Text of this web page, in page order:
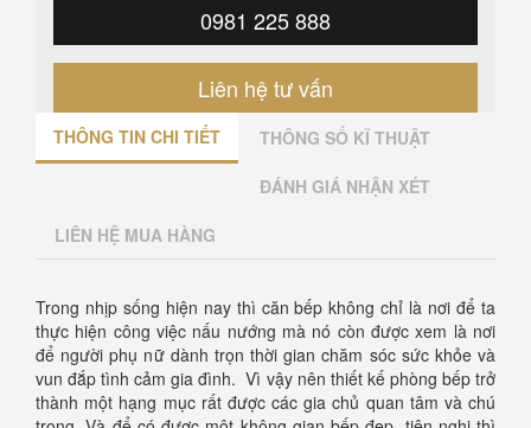
0981 225 888
Liên hệ tư vấn
THÔNG TIN CHI TIẾT THÔNG SỐ KĨ THUẬT
ĐÁNH GIÁ NHẬN XÉT
LIÊN HỆ MUA HÀNG
Trong nhịp sống hiện nay thì căn bếp không chỉ là nơi để ta
thực hiện công việc nấu nướng mà nó còn được xem là nơi
để người phụ nữ dành trọn thời gian chăm sóc sức khỏe và
vun đắp tình cảm gia đình. Vì vậy nên thiết kế phòng bếp trở
thành một hạng mục rất được các gia chủ quan tâm và chú